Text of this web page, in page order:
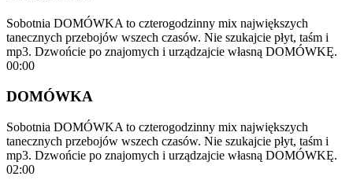
Sobotnia DOMÓWKA to czterogodzinny mix największych
tanecznych przebojów wszech czasów. Nie szukajcie płyt, taśm i
mp3. Dzwońcie po znajomych i urządzajcie własną DOMÓWKĘ.
00:00
DOMÓWKA
Sobotnia DOMÓWKA to czterogodzinny mix największych
tanecznych przebojów wszech czasów. Nie szukajcie płyt, taśm i
mp3. Dzwońcie po znajomych i urządzajcie własną DOMÓWKĘ.
02:00